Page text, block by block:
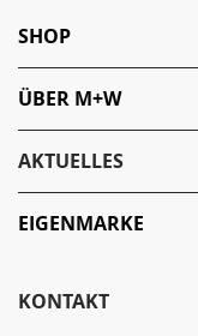
KONTAKT
SHOP
ÜBER M+W
AKTUELLES
EIGENMARKE